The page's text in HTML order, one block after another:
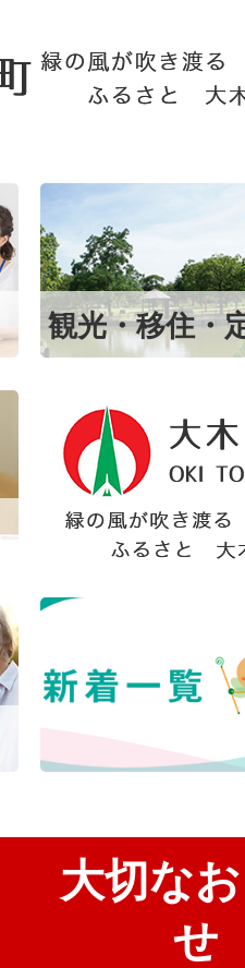
観光・移住・
大
木
町
TOWN
の
が
渡大切な
せ